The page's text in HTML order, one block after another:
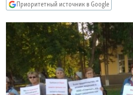
поиску
СЕВЕР.РЕАЛИИ
СИБИРЬ.РЕАЛИИ
РАСПИСАНИЕ ВЕЩАНИЯ
ПОДПИШИТЕСЬ НА РАССЫЛКУ
СОЦИАЛЬНЫЕ СЕТИ
Приоритетный источник в Google